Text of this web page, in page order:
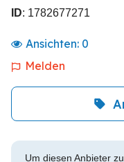
ID: 1782677271
Ansichten: 0
Melden
Um diesen Anbieter